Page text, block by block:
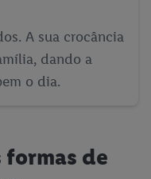
A sua crocância
dando a
o dia.
formas de